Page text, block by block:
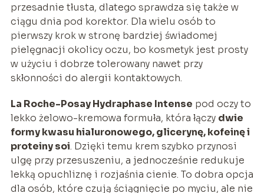
przesadnie tłusta, dlatego sprawdza się także w
ciągu dnia pod korektor. Dla wielu osób to
pierwszy krok w stronę bardziej świadomej
pielęgnacji okolicy oczu, bo kosmetyk jest prosty
w użyciu i dobrze tolerowany nawet przy
skłonności do alergii kontaktowych.
La Roche-Posay Hydraphase Intense pod oczy to
lekko żelowo-kremowa formuła, która łączy dwie
formy kwasu hialuronowego, glicerynę, kofeinę i
proteiny soi. Dzięki temu krem szybko przynosi
ulgę przy przesuszeniu, a jednocześnie redukuje
lekką opuchliznę i rozjaśnia cienie. To dobra opcja
dla osób, które czują ściągnięcie po myciu, ale nie